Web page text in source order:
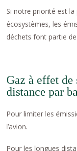
Si notre priorité est
écosystèmes, les
déchets font partie
Gaz à effet
distance par
Pour limiter les
l’avion.
Pour les longues